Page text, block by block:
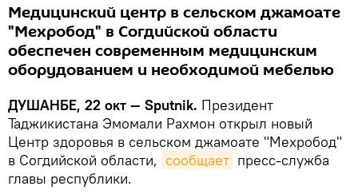
Медицинский центр в сельском джамоате
"Мехробод" в Согдийской области
обеспечен современным медицинским
оборудованием и необходимой мебелью
ДУШАНБЕ, 22 окт — Sputnik. Президент
Таджикистана Эмомали Рахмон открыл новый
Центр здоровья в сельском джамоате "Мехробод"
в Согдийской области, сообщает пресс-служба
главы республики.